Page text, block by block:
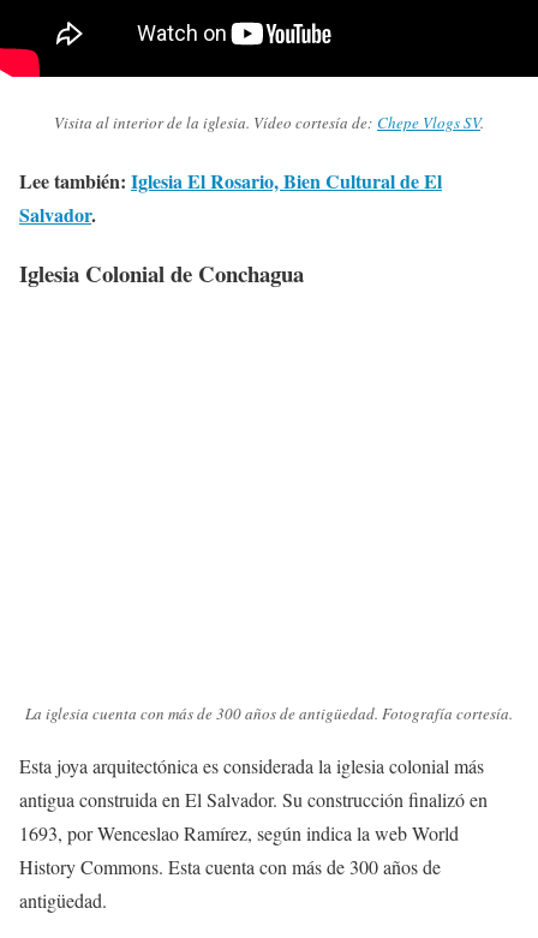
Visita al interior de la iglesia. Vídeo cortesía de: Chepe Vlogs SV.
Lee también: Iglesia El Rosario, Bien Cultural de El
Salvador.
Iglesia Colonial de Conchagua
La iglesia cuenta con más de 300 años de antigüedad. Fotografía cortesía.
Esta joya arquitectónica es considerada la iglesia colonial más
antigua construida en El Salvador. Su construcción finalizó en
1693, por Wenceslao Ramírez, según indica la web World
History Commons. Esta cuenta con más de 300 años de
antigüedad.